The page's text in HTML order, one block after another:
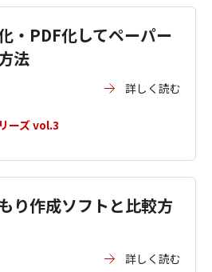
・PDF化してペーパー
法
詳しく読む
ーズ vol.3
り作成ソフトと比較方
詳しく読む